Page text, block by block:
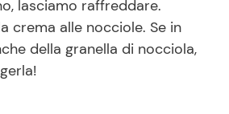
lasciamo raffreddare.
crema alle nocciole. Se in
della granella di nocciola,